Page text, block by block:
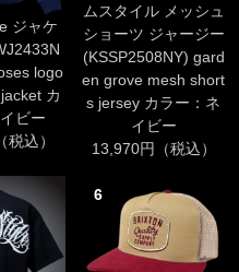
ジャケ
logo
カ
ビー
込）
ムスタイル メッシュ
ショーツ ジャージー
(KSSP2508NY) gard
en grove mesh short
s jersey カラー：ネ
イビー
13,970円（税込）
6